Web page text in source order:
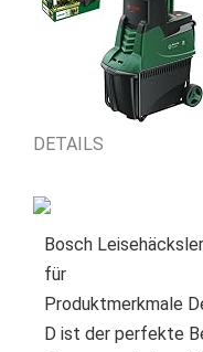
DETAILS
Bosch
für
Produktmerkmale
D ist der perfekte